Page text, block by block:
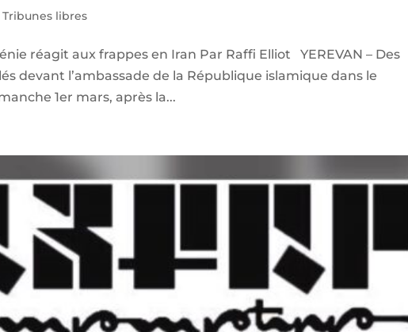
Tribunes libres
réagit aux frappes en Iran Par Raffi Elliot YEREVAN – Des
devant l’ambassade de la République islamique dans le
1er mars, après la...